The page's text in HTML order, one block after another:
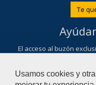
Usamos cookies y
Te
El acceso al buzón